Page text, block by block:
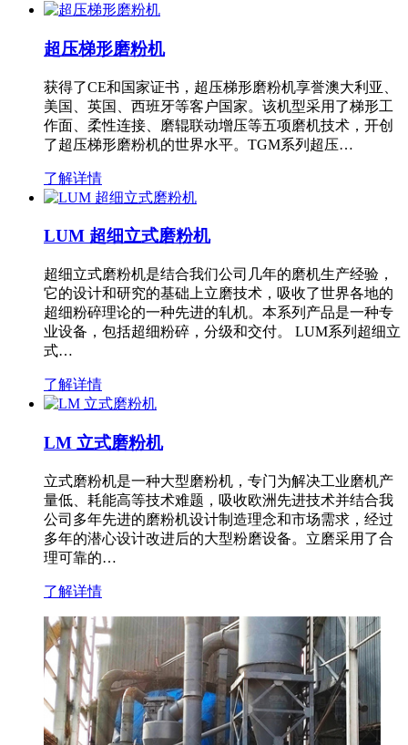
超压梯形磨粉机
获得了CE和国家证书，超压梯形磨粉机享誉澳大利亚、
美国、英国、西班牙等客户国家。该机型采用了梯形工
作面、柔性连接、磨辊联动增压等五项磨机技术，开创
了超压梯形磨粉机的世界水平。TGM系列超压…
了解详情
LUM 超细立式磨粉机
超细立式磨粉机是结合我们公司几年的磨机生产经验，
它的设计和研究的基础上立磨技术，吸收了世界各地的
超细粉碎理论的一种先进的轧机。本系列产品是一种专
业设备，包括超细粉碎，分级和交付。 LUM系列超细立
式…
了解详情
LM 立式磨粉机
立式磨粉机是一种大型磨粉机，专门为解决工业磨机产
量低、耗能高等技术难题，吸收欧洲先进技术并结合我
公司多年先进的磨粉机设计制造理念和市场需求，经过
多年的潜心设计改进后的大型粉磨设备。立磨采用了合
理可靠的…
了解详情